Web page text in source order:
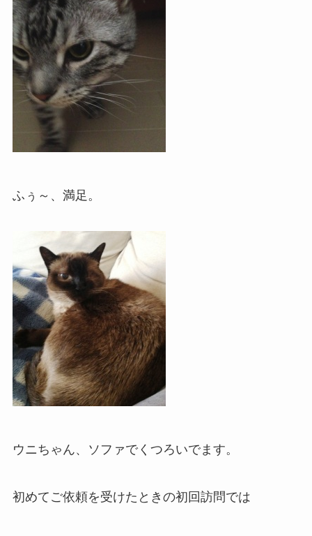
ふぅ～、満足。
ウニちゃん、ソファでくつろいでます。
初めてご依頼を受けたときの初回訪問では